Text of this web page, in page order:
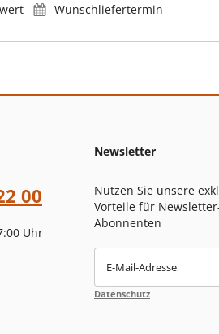
Wunschliefertermin
00
Uhr
Newsletter
Nutzen Sie unsere
Vorteile für
Abonnenten
E-Mail-Adresse
Datenschutz